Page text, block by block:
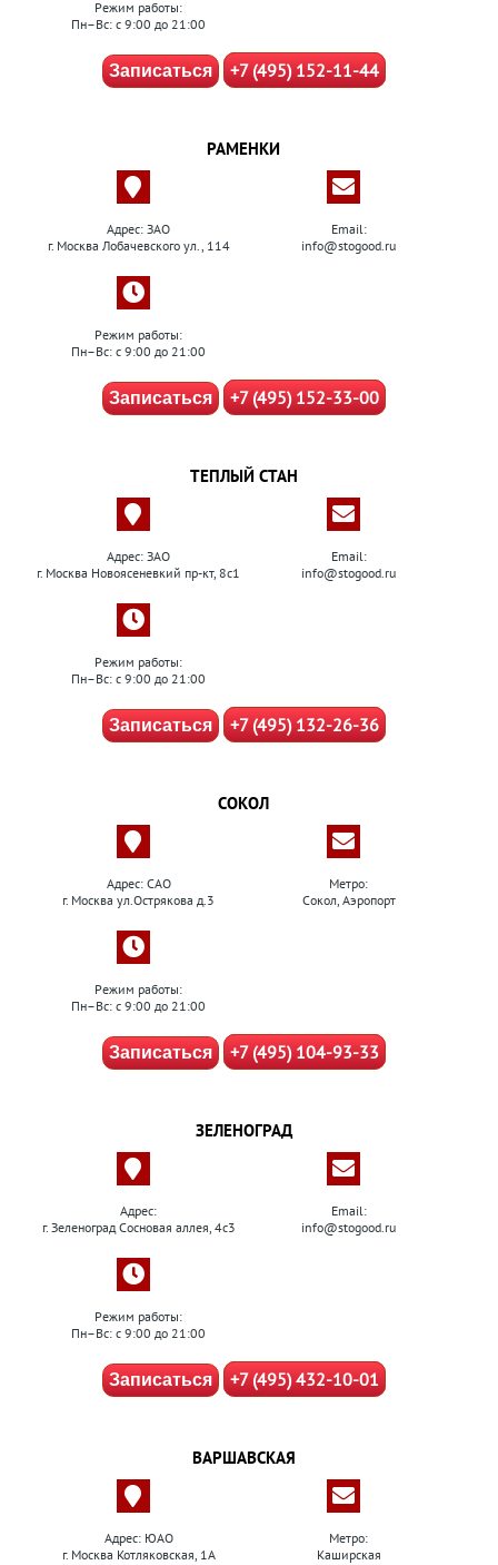
Режим работы:
Пн–Вс: с 9:00 до 21:00
Записаться +7 (495) 152-11-44
РАМЕНКИ
Адрес: ЗАО
г. Москва Лобачевского ул., 114
Email:
info@stogood.ru
Режим работы:
Пн–Вс: с 9:00 до 21:00
Записаться +7 (495) 152-33-00
ТЕПЛЫЙ СТАН
Адрес: ЗАО
г. Москва Новоясеневкий пр-кт, 8с1
Email:
info@stogood.ru
Режим работы:
Пн–Вс: с 9:00 до 21:00
Записаться +7 (495) 132-26-36
СОКОЛ
Адрес: САО
г. Москва ул.Острякова д.3
Метро:
Сокол, Аэропорт
Режим работы:
Пн–Вс: с 9:00 до 21:00
Записаться +7 (495) 104-93-33
ЗЕЛЕНОГРАД
Адрес:
г. Зеленоград Сосновая аллея, 4с3
Email:
info@stogood.ru
Режим работы:
Пн–Вс: с 9:00 до 21:00
Записаться +7 (495) 432-10-01
ВАРШАВСКАЯ
Адрес: ЮАО
г. Москва Котляковская, 1А
Метро:
Каширская